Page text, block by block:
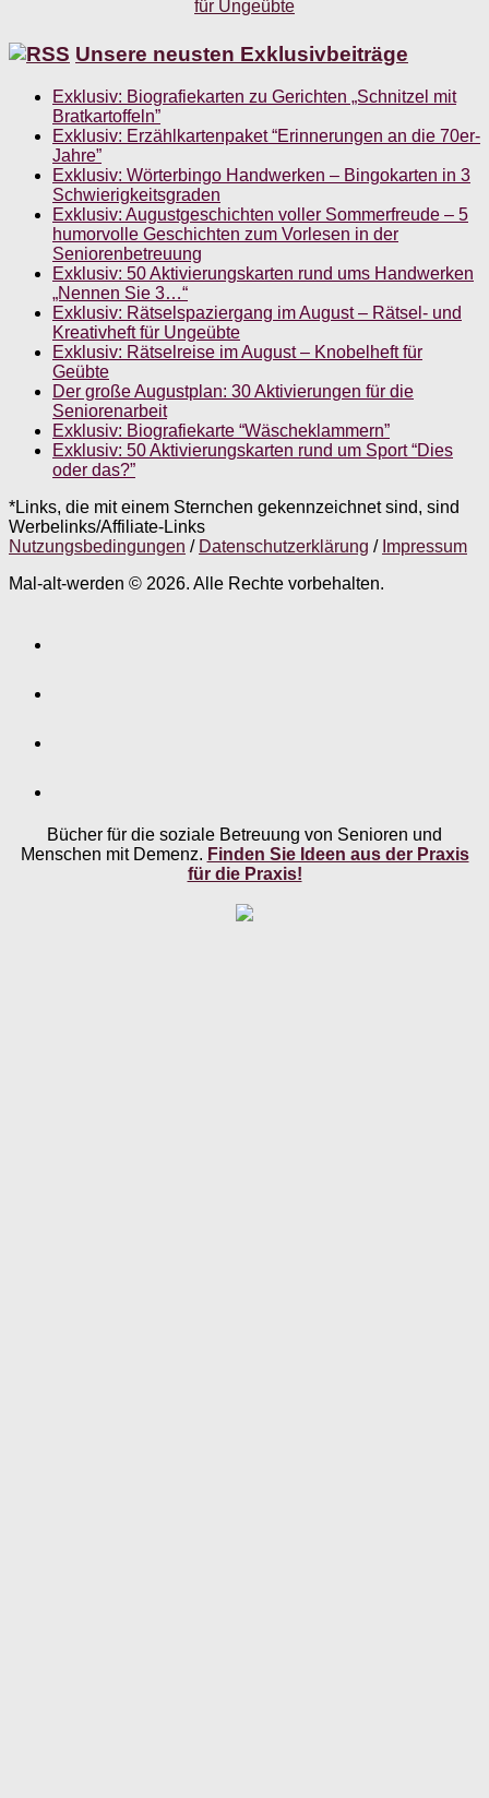
Unsere neusten Exklusivbeiträge
Exklusiv: Biografiekarten zu Gerichten „Schnitzel mit
Bratkartoffeln”
Exklusiv: Erzählkartenpaket “Erinnerungen an die 70er-
Jahre”
Exklusiv: Wörterbingo Handwerken – Bingokarten in 3
Schwierigkeitsgraden
Exklusiv: Augustgeschichten voller Sommerfreude – 5
humorvolle Geschichten zum Vorlesen in der
Seniorenbetreuung
Exklusiv: 50 Aktivierungskarten rund ums Handwerken
„Nennen Sie 3…“
Exklusiv: Rätselspaziergang im August – Rätsel- und
Kreativheft für Ungeübte
Exklusiv: Rätselreise im August – Knobelheft für
Geübte
Der große Augustplan: 30 Aktivierungen für die
Seniorenarbeit
Exklusiv: Biografiekarte “Wäscheklammern”
Exklusiv: 50 Aktivierungskarten rund um Sport “Dies
oder das?”
*Links, die mit einem Sternchen gekennzeichnet sind, sind
Werbelinks/Affiliate-Links
Nutzungsbedingungen / Datenschutzerklärung / Impressum
Mal-alt-werden © 2026. Alle Rechte vorbehalten.
Bücher für die soziale Betreuung von Senioren und
Menschen mit Demenz. Finden Sie Ideen aus der Praxis
für die Praxis!